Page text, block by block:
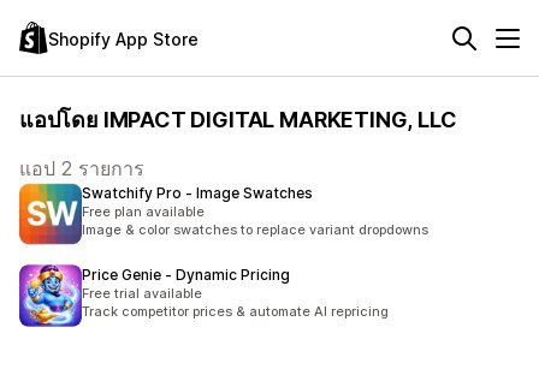
Shopify App Store
แอปโดย IMPACT DIGITAL MARKETING, LLC
แอป 2 รายการ
Swatchify Pro ‑ Image Swatches
Free plan available
Image & color swatches to replace variant dropdowns
Price Genie ‑ Dynamic Pricing
Free trial available
Track competitor prices & automate AI repricing